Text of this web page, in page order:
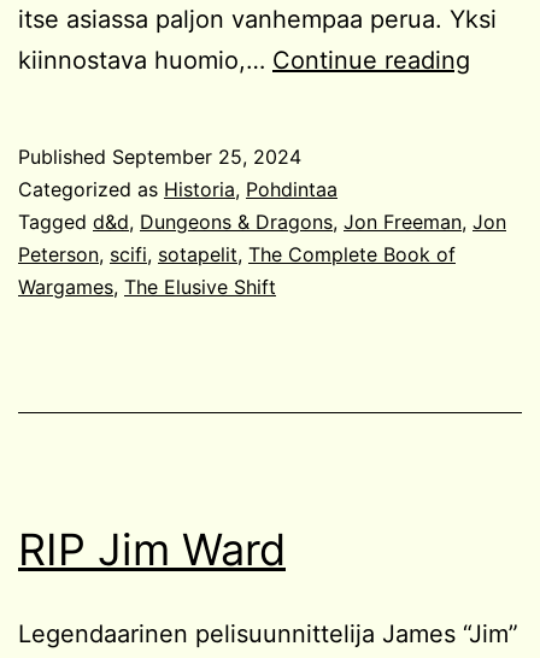
itse asiassa paljon vanhempaa perua. Yksi
kiinnostava huomio,… Continue reading
Published September 25, 2024
Categorized as Historia, Pohdintaa
Tagged d&d, Dungeons & Dragons, Jon Freeman, Jon
Peterson, scifi, sotapelit, The Complete Book of
Wargames, The Elusive Shift
RIP Jim Ward
Legendaarinen pelisuunnittelija James “Jim”